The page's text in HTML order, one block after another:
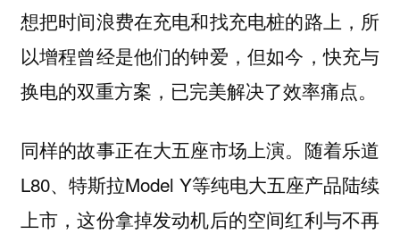
想把时间浪费在充电和找充电桩的路上，所
以增程曾经是他们的钟爱，但如今，快充与
换电的双重方案，已完美解决了效率痛点。
同样的故事正在大五座市场上演。随着乐道
L80、特斯拉Model Y等纯电大五座产品陆续
上市，这份拿掉发动机后的空间红利与不再